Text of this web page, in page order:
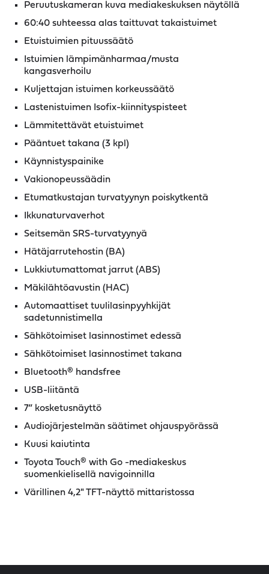
Peruutuskameran kuva mediakeskuksen näytöllä
60:40 suhteessa alas taittuvat takaistuimet
Etuistuimien pituussäätö
Istuimien lämpimänharmaa/musta
kangasverhoilu
Kuljettajan istuimen korkeussäätö
Lastenistuimen Isofix-kiinnityspisteet
Lämmitettävät etuistuimet
Pääntuet takana (3 kpl)
Käynnistyspainike
Vakionopeussäädin
Etumatkustajan turvatyynyn poiskytkentä
Ikkunaturvaverhot
Seitsemän SRS-turvatyynyä
Hätäjarrutehostin (BA)
Lukkiutumattomat jarrut (ABS)
Mäkilähtöavustin (HAC)
Automaattiset tuulilasinpyyhkijät
sadetunnistimella
Sähkötoimiset lasinnostimet edessä
Sähkötoimiset lasinnostimet takana
Bluetooth® handsfree
USB-liitäntä
7” kosketusnäyttö
Audiojärjestelmän säätimet ohjauspyörässä
Kuusi kaiutinta
Toyota Touch® with Go -mediakeskus
suomenkielisellä navigoinnilla
Värillinen 4,2" TFT-näyttö mittaristossa